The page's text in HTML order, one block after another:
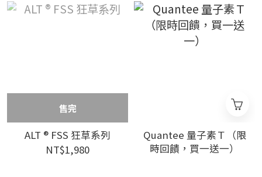
售完
ALT ® FSS 狂草系列
NT$1,980
Quantee 量子素Ｔ（限
時回饋，買一送一）